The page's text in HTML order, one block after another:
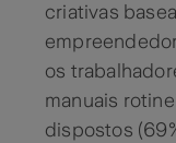
criativas
os
manuais
dispostos